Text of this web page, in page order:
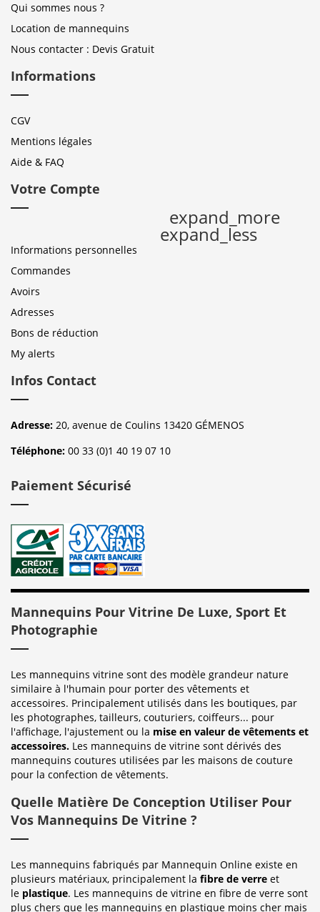
Qui sommes nous ?
Location de mannequins
Nous contacter : Devis Gratuit
Informations
CGV
Mentions légales
Aide & FAQ
Votre Compte
expand_more
expand_less
Informations personnelles
Commandes
Avoirs
Adresses
Bons de réduction
My alerts
Infos Contact
Adresse: 20, avenue de Coulins 13420 GÉMENOS
Téléphone: 00 33 (0)1 40 19 07 10
Paiement Sécurisé
Mannequins Pour Vitrine De Luxe, Sport Et
Photographie
Les mannequins vitrine sont des modèle grandeur nature
similaire à l'humain pour porter des vêtements et
accessoires. Principalement utilisés dans les boutiques, par
les photographes, tailleurs, couturiers, coiffeurs... pour
l'affichage, l'ajustement ou la mise en valeur de vêtements et
accessoires. Les mannequins de vitrine sont dérivés des
mannequins coutures utilisées par les maisons de couture
pour la confection de vêtements.
Quelle Matière De Conception Utiliser Pour
Vos Mannequins De Vitrine ?
Les mannequins fabriqués par Mannequin Online existe en
plusieurs matériaux, principalement la fibre de verre et
le plastique. Les mannequins de vitrine en fibre de verre sont
plus chers que les mannequins en plastique moins cher mais